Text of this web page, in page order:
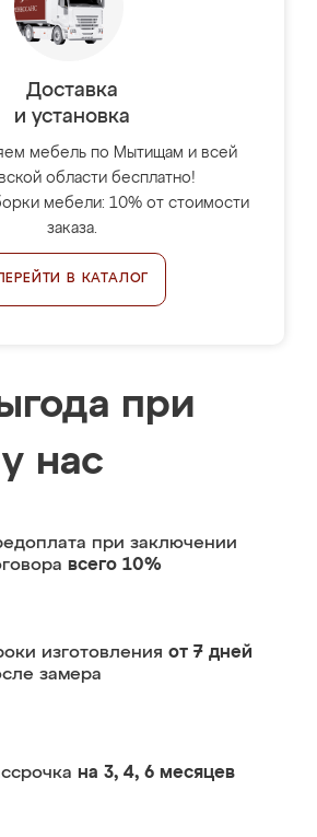
Доставка
и установка
мебель по Мытищам и всей
области бесплатно!
мебели: 10% от стоимости
заказа.
В КАТАЛОГ
при
нас
при заключении
всего 10%
изготовления от 7 дней
замера
на 3, 4, 6 месяцев